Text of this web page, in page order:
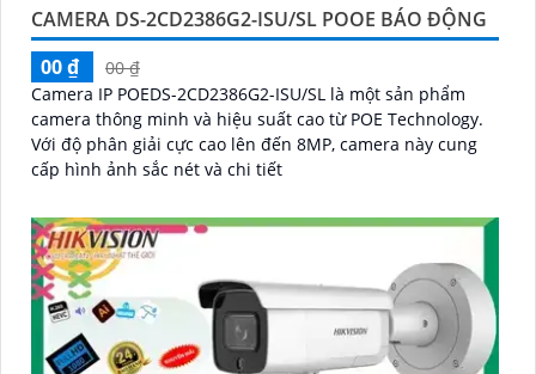
CAMERA DS-2CD2386G2-ISU/SL POOE BÁO ĐỘNG
00 ₫
00 ₫
Camera IP POEDS-2CD2386G2-ISU/SL là một sản phẩm
camera thông minh và hiệu suất cao từ POE Technology.
Với độ phân giải cực cao lên đến 8MP, camera này cung
cấp hình ảnh sắc nét và chi tiết